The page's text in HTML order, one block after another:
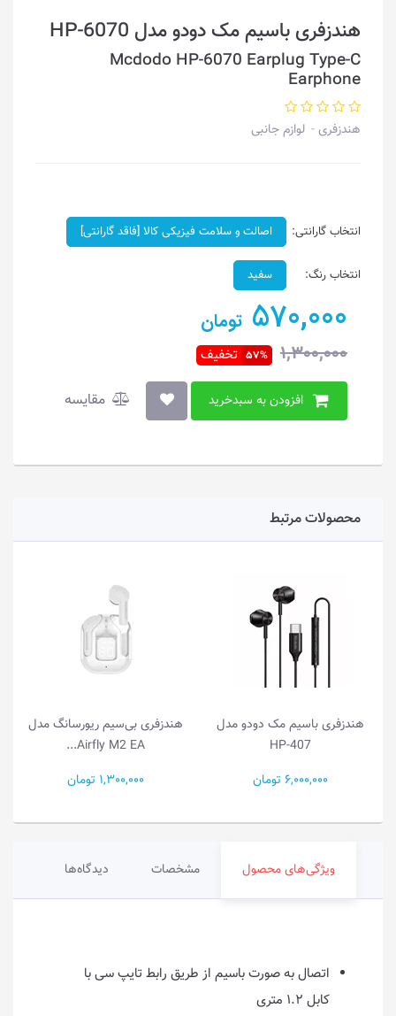
هندزفری با‌سیم مک دو‌دو مدل HP-6070
Mcdodo HP-6070 Earplug Type-C
Earphone
هندزفری لوازم جانبی
انتخاب گارانتی: اصالت و سلامت فیزیکی کالا [فاقد گارانتی]
انتخاب رنگ: سفید
570,000 تومان
1,300,000
57% تخفیف
افزودن به سبدخرید مقایسه
محصولات مرتبط
هندزفری با‌سیم مک دودو مدل
HP-407
6,000,000 تومان
هندزفری بی‌سیم ریورسانگ مدل
Airfly M2 EA...
1,300,000 تومان
ویژگی‌های محصول مشخصات دیدگاه‌ها
اتصال به صورت باسیم از طریق رابط تایپ سی با
کابل ۱.۲ متری